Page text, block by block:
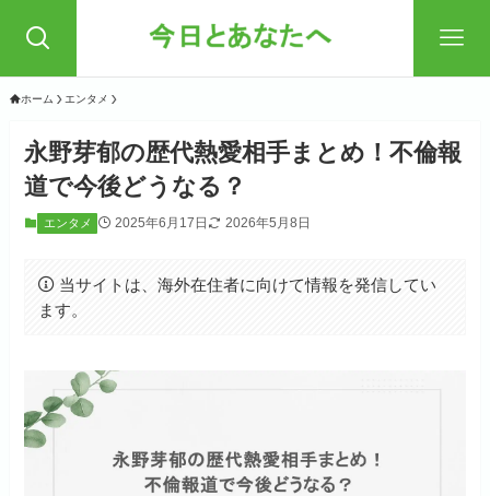
ホーム エンタメ
永野芽郁の歴代熱愛相手まとめ！不倫報
道で今後どうなる？
エンタメ 2025年6月17日 2026年5月8日
当サイトは、海外在住者に向けて情報を発信してい
ます。